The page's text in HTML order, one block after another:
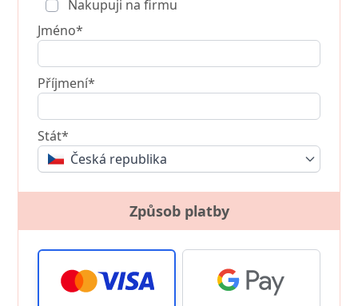
Nakupuji na firmu
Jméno*
Příjmení*
Stát*
Česká republika
Způsob platby